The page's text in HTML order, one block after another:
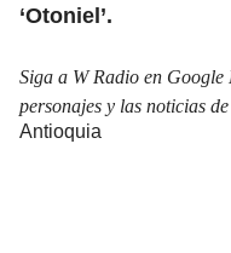
‘Otoniel’.
Siga a W Radio en Google
personajes y las noticias
Antioquia